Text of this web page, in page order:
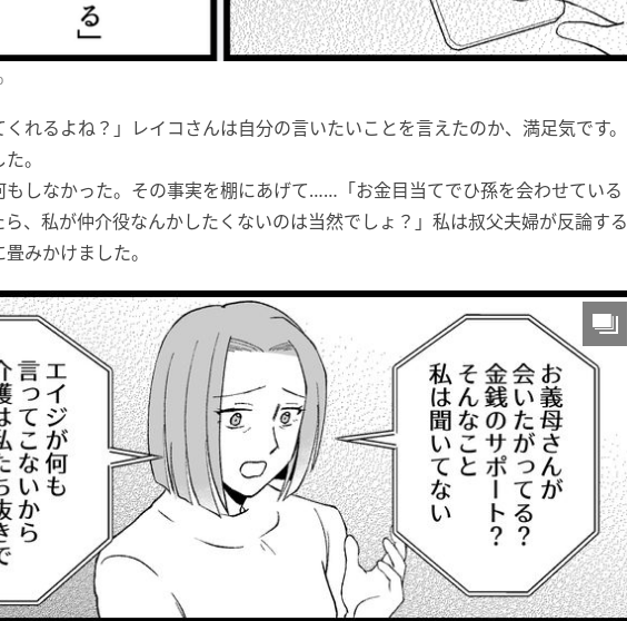
くれるよね？」レイコさんは自分の言いたいことを言えたのか、満足気です。
。
もしなかった。その事実を棚にあげて……「お金目当てでひ孫を会わせている
、私が仲介役なんかしたくないのは当然でしょ？」私は叔父夫婦が反論する
みかけました。